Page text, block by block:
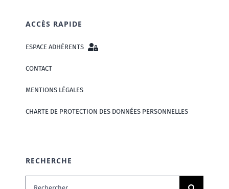
ACCÈS RAPIDE
ESPACE ADHÉRENTS
CONTACT
MENTIONS LÉGALES
CHARTE DE PROTECTION DES DONNÉES PERSONNELLES
RECHERCHE
Rechercher: